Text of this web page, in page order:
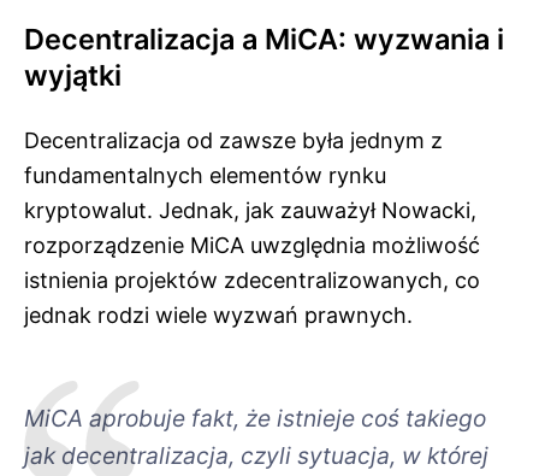
Decentralizacja a MiCA: wyzwania i
wyjątki
Decentralizacja od zawsze była jednym z
fundamentalnych elementów rynku
kryptowalut. Jednak, jak zauważył Nowacki,
rozporządzenie MiCA uwzględnia możliwość
istnienia projektów zdecentralizowanych, co
jednak rodzi wiele wyzwań prawnych.
MiCA aprobuje fakt, że istnieje coś takiego
jak decentralizacja, czyli sytuacja, w której